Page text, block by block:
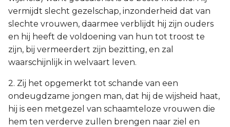
vermijdt slecht gezelschap, inzonderheid dat van
slechte vrouwen, daarmee verblijdt hij zijn ouders
en hij heeft de voldoening van hun tot troost te
zijn, bij vermeerdert zijn bezitting, en zal
waarschijnlijk in welvaart leven.
2. Zij het opgemerkt tot schande van een
ondeugdzame jongen man, dat hij de wijsheid haat,
hij is een metgezel van schaamteloze vrouwen die
hem ten verderve zullen brengen naar ziel en